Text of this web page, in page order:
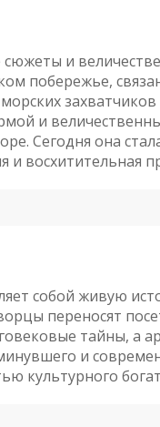
и
побережье,
и
Сегодня она
и восхитительная
собой живую
переносят
тайны, а
и
культурного